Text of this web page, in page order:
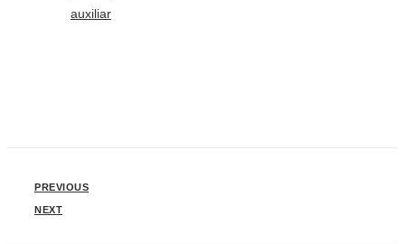
auxiliar
PREVIOUS
NEXT